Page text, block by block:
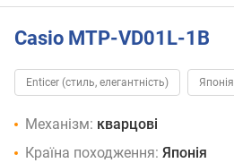
Casio MTP-VD01L-1B
Enticer (стиль, елегантність) Японія
Механізм: кварцові
Країна походження: Японія